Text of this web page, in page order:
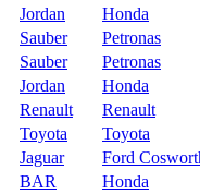
Jordan
Honda
Sauber
Petronas
Sauber
Petronas
Jordan
Honda
Renault
Renault
Toyota
Toyota
Jaguar
Ford
BAR
Honda